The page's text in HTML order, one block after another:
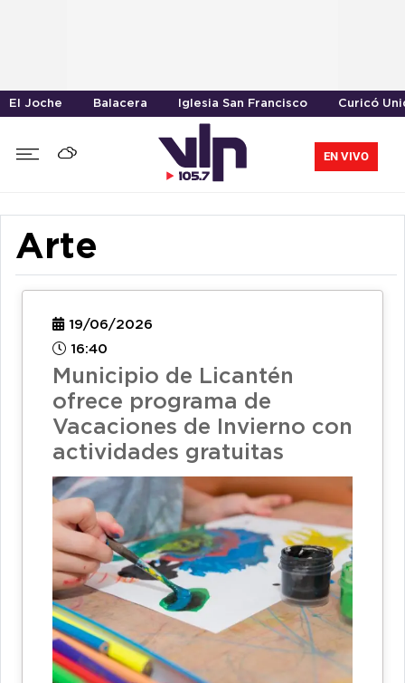
El Joche Balacera Iglesia San Francisco Curicó
EN VIVO
Arte
19/06/2026
16:40
Municipio de Licantén
ofrece programa de
Vacaciones de Invierno con
actividades gratuitas